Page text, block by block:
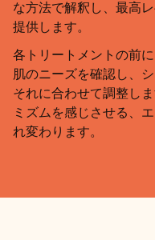
な方法で解釈し、最高
提供します。
各トリートメントの前
肌のニーズを確認し、
それに合わせて調整し
ミズムを感じさせる、
れ変わります。